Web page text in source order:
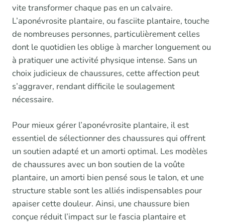
vite transformer chaque pas en un calvaire.
L’aponévrosite plantaire, ou fasciite plantaire, touche
de nombreuses personnes, particulièrement celles
dont le quotidien les oblige à marcher longuement ou
à pratiquer une activité physique intense. Sans un
choix judicieux de chaussures, cette affection peut
s’aggraver, rendant difficile le soulagement
nécessaire.
Pour mieux gérer l’aponévrosite plantaire, il est
essentiel de sélectionner des chaussures qui offrent
un soutien adapté et un amorti optimal. Les modèles
de chaussures avec un bon soutien de la voûte
plantaire, un amorti bien pensé sous le talon, et une
structure stable sont les alliés indispensables pour
apaiser cette douleur. Ainsi, une chaussure bien
conçue réduit l’impact sur le fascia plantaire et